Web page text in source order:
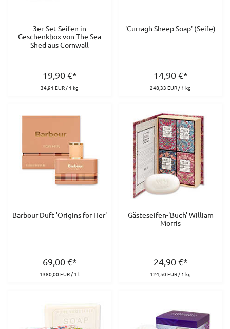
3er-Set Seifen in
Geschenkbox von The Sea
Shed aus Cornwall
19,90€*
34,91 EUR / 1 kg
'Curragh Sheep Soap' (Seife)
14,90€*
248,33 EUR / 1 kg
Barbour Duft 'Origins for Her'
69,00€*
1380,00 EUR / 1 l
Gästeseifen-'Buch' William
Morris
24,90€*
124,50 EUR / 1 kg